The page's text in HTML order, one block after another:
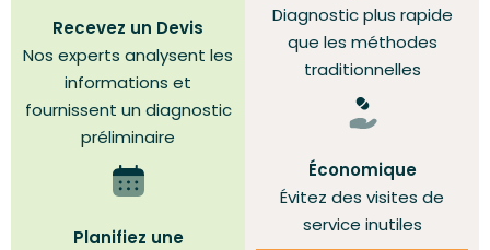
Recevez un Devis
Nos experts analysent les
informations et
fournissent un diagnostic
préliminaire
Planifiez une
Diagnostic plus rapide
que les méthodes
traditionnelles
Économique
Évitez des visites de
service inutiles